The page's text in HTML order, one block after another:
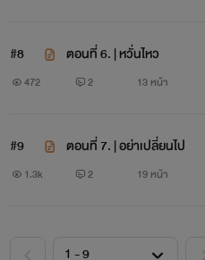
บางคนแอบใครคนหนึ่งม
#8 ตอนที่ 6. | หวั่นไหว
472 2 13 หน้า
#9 ตอนที่ 7. | อย่าเปลี่ยนไป
1.3k 2 19 หน้า